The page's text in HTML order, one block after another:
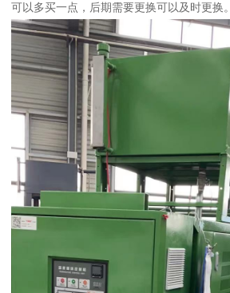
可以多买一点，后期需要更换可以及时更换。